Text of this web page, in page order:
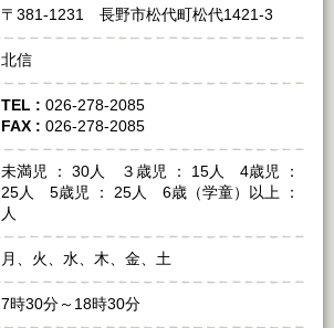
〒381-1231 長野市松代町松代1421-3
北信
TEL : 026-278-2085
FAX : 026-278-2085
未満児 ： 30人 ３歳児 ： 15人 4歳児 ：
25人 5歳児 ： 25人 6歳（学童）以上 ：
人
月、火、水、木、金、土
7時30分～18時30分